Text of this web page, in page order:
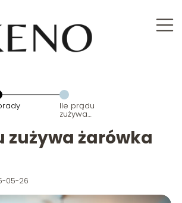
Ile prądu
zużywa
żarówka led
zużywa żarówka
05-26